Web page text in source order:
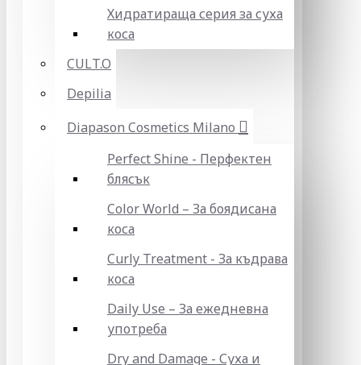
Хидратираща серия за суха
коса
CULT.O
Depilia
Diapason Cosmetics Milano
Perfect Shine - Перфектен
блясък
Color World – За боядисана
коса
Curly Treatment - За къдрава
коса
Daily Use – За ежедневна
употреба
Dry and Damage - Суха и